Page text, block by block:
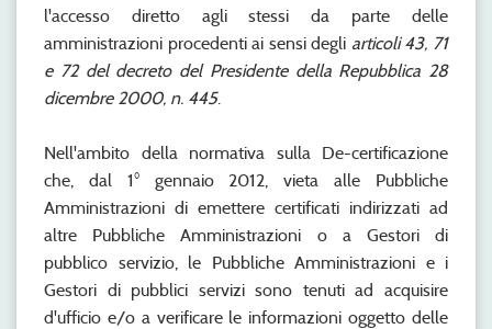
l'accesso diretto agli stessi da parte delle
amministrazioni procedenti ai sensi degli articoli 43, 71
e 72 del decreto del Presidente della Repubblica 28
dicembre 2000, n. 445.
Nell'ambito della normativa sulla De-certificazione
che, dal 1° gennaio 2012, vieta alle Pubbliche
Amministrazioni di emettere certificati indirizzati ad
altre Pubbliche Amministrazioni o a Gestori di
pubblico servizio, le Pubbliche Amministrazioni e i
Gestori di pubblici servizi sono tenuti ad acquisire
d'ufficio e/o a verificare le informazioni oggetto delle